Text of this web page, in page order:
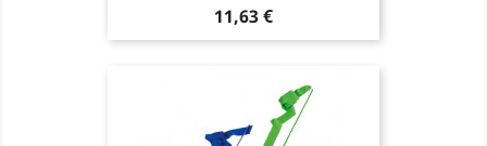
Precio
11,63 €